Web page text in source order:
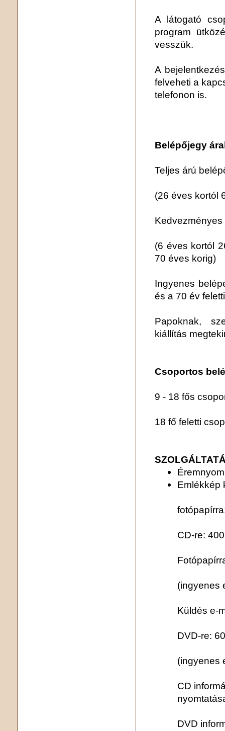
A látogató
program
vesszük.
A
felveheti a
telefonon is.
Belépőjegy
Teljes árú
(26 éves kortól
(6 éves kortól
70 éves korig)
Ingyenes
és a 70 év
Papoknak,
kiállítás
Csoportos
9 - 18 fős
18 fő feletti
Emlékkép
CD-re:
(ingyenes
Küldés e-
DVD-re:
(ingyenes
CD
DVD